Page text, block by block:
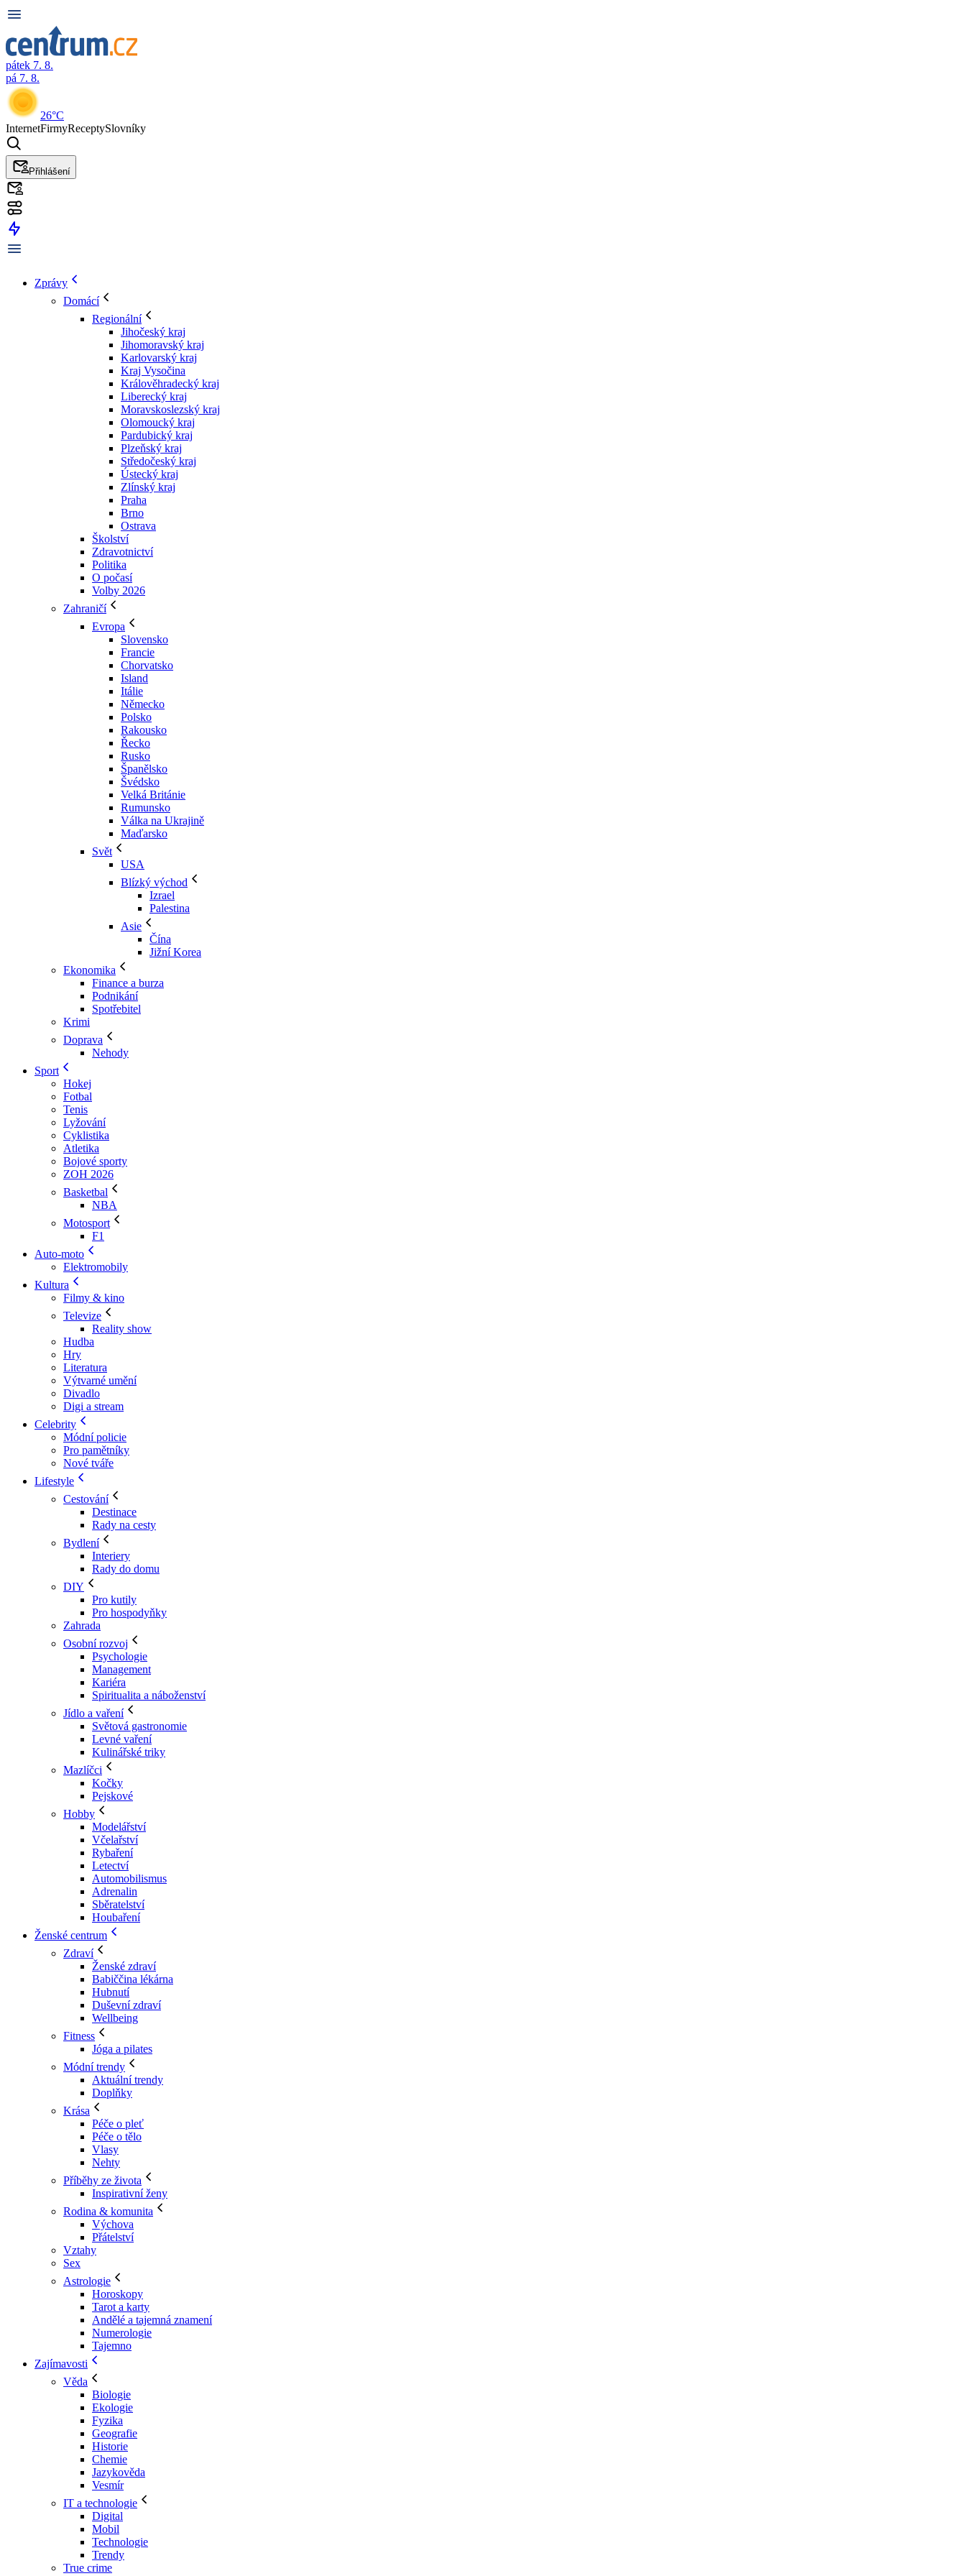
pátek 7. 8.
pá 7. 8.
26°C
InternetFirmyReceptySlovníky
Přihlášení
Zprávy
Domácí
Regionální
Jihočeský kraj
Jihomoravský kraj
Karlovarský kraj
Kraj Vysočina
Králověhradecký kraj
Liberecký kraj
Moravskoslezský kraj
Olomoucký kraj
Pardubický kraj
Plzeňský kraj
Středočeský kraj
Ústecký kraj
Zlínský kraj
Praha
Brno
Ostrava
Školství
Zdravotnictví
Politika
O počasí
Volby 2026
Zahraničí
Evropa
Slovensko
Francie
Chorvatsko
Island
Itálie
Německo
Polsko
Rakousko
Řecko
Rusko
Španělsko
Švédsko
Velká Británie
Rumunsko
Válka na Ukrajině
Maďarsko
Svět
USA
Blízký východ
Izrael
Palestina
Asie
Čína
Jižní Korea
Ekonomika
Finance a burza
Podnikání
Spotřebitel
Krimi
Doprava
Nehody
Sport
Hokej
Fotbal
Tenis
Lyžování
Cyklistika
Atletika
Bojové sporty
ZOH 2026
Basketbal
NBA
Motosport
F1
Auto-moto
Elektromobily
Kultura
Filmy & kino
Televize
Reality show
Hudba
Hry
Literatura
Výtvarné umění
Divadlo
Digi a stream
Celebrity
Módní policie
Pro pamětníky
Nové tváře
Lifestyle
Cestování
Destinace
Rady na cesty
Bydlení
Interiery
Rady do domu
DIY
Pro kutily
Pro hospodyňky
Zahrada
Osobní rozvoj
Psychologie
Management
Kariéra
Spiritualita a náboženství
Jídlo a vaření
Světová gastronomie
Levné vaření
Kulinářské triky
Mazlíčci
Kočky
Pejskové
Hobby
Modelářství
Včelařství
Rybaření
Letectví
Automobilismus
Adrenalin
Sběratelství
Houbaření
Ženské centrum
Zdraví
Ženské zdraví
Babiččina lékárna
Hubnutí
Duševní zdraví
Wellbeing
Fitness
Jóga a pilates
Módní trendy
Aktuální trendy
Doplňky
Krása
Péče o pleť
Péče o tělo
Vlasy
Nehty
Příběhy ze života
Inspirativní ženy
Rodina & komunita
Výchova
Přátelství
Vztahy
Sex
Astrologie
Horoskopy
Tarot a karty
Andělé a tajemná znamení
Numerologie
Tajemno
Zajímavosti
Věda
Biologie
Ekologie
Fyzika
Geografie
Historie
Chemie
Jazykověda
Vesmír
IT a technologie
Digital
Mobil
Technologie
Trendy
True crime